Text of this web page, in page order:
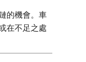
的機會。車
在不足之處